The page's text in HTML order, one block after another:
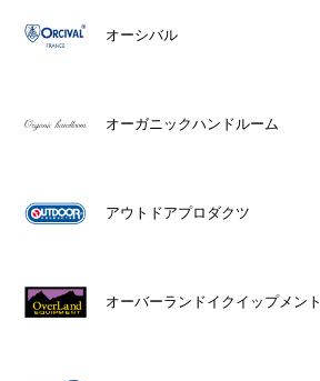
オーシバル
オーガニックハンドルーム
アウトドアプロダクツ
オーバーランドイクイップメント